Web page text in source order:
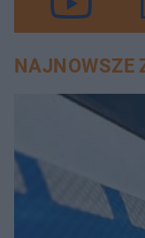
NAJNOWSZE